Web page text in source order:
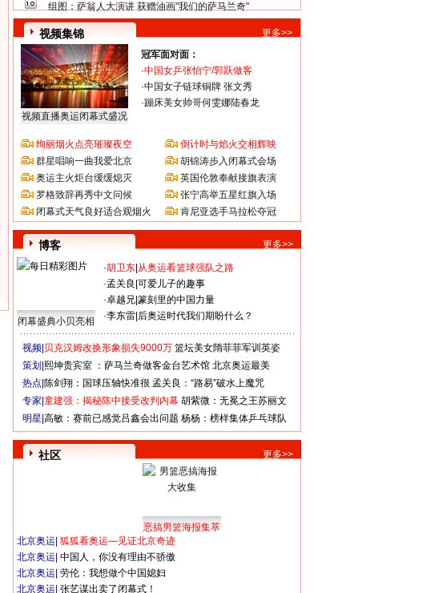
组图：萨翁人大演讲 获赠油画"我们的萨马兰奇"
视频集锦 更多>>
视频直播奥运闭幕式盛况
冠军面对面：
·中国女乒张怡宁/郭跃做客
·中国女子链球铜牌 张文秀
·蹦床美女帅哥何雯娜陆春龙
绚丽烟火点亮璀璨夜空
群星唱响一曲我爱北京
奥运主火炬台缓缓熄灭
罗格致辞再秀中文问候
闭幕式天气良好适合观烟火
倒计时与焰火交相辉映
胡锦涛步入闭幕式会场
英国伦敦奉献接旗表演
张宁高举五星红旗入场
肯尼亚选手马拉松夺冠
博客 更多>>
闭幕盛典小贝亮相
·胡卫东 从奥运看篮球强队之路
·孟关良 可爱儿子的趣事
·卓越兄 篆刻里的中国力量
·李东雷 后奥运时代我们期盼什么？
视频| 贝克汉姆改换形象损失9000万 篮坛美女隋菲菲军训英姿
策划| 熙坤贵宾室 ：萨马兰奇做客金台艺术馆 北京奥运最美
热点| 陈剑翔：国球压轴快准很 孟关良：“路易”破水上魔咒
专家| 童建强：揭秘陈中接受改判内幕 胡紫微：无冕之王苏丽文
明星| 高敏：赛前已感觉吕鑫会出问题 杨杨：榜样集体乒乓球队
社区 更多>>
恶搞男篮海报集萃
北京奥运 狐狐看奥运—见证北京奇迹
北京奥运 中国人，你没有理由不骄傲
北京奥运 劳伦：我想做个中国媳妇
北京奥运 张艺谋出卖了闭幕式！